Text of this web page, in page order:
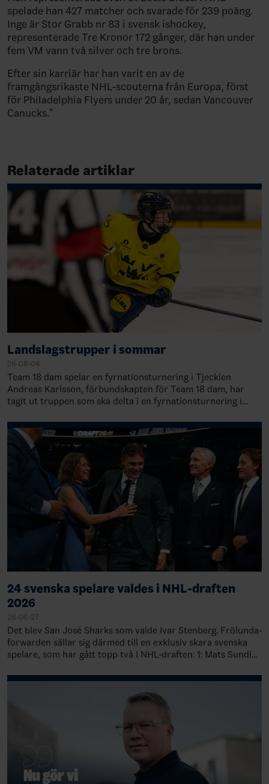
spelade han 427 matcher och svarade för 239 poäng.
Inge är Stor Grabb nr 83 i svensk ishockey,
representerade Tre Kronor 172 gånger, där han under
fem VM vann två silver och tre brons.
Efter sin karriär har han varit en av de
framgångsrikaste NHL-scouterna från Europa, först
för Philadelphia Flyers under 20 år, sedan Vancouver
Canucks."
Relaterade artiklar
Landslagstrupper i sommar
26-08-04
Team 18 dam spelar en fyrnationsturnering i Tjeckien
Andreas Karlsson, förbundskapten för Team 18 dam, har
tagit ut truppen som ska delta i en fyrnationsturnering i
24 svenska spelare valdes i NHL-draften
2026
26-06-27
Det blev San José Sharks som valde Ivar Stenberg. Frölunda-
forwarden sällar sig därmed till en exklusiv skara svenska
spelare, som har gått topp två i NHL-draften: 1: Mats Sundin,